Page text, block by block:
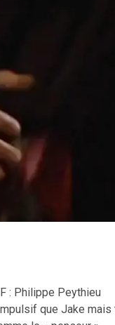
: Philippe Peythieu
que Jake mais